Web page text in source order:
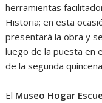
herramientas
Historia; en esta
presentará la obra y
luego de la puesta en
de la segunda
El Museo Hogar